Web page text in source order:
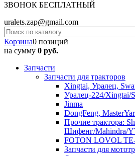
ЗВОНОК БЕСПЛАТНЫЙ
uralets.zap@gmail.com
Корзина0 позиций
на сумму 0 руб.
Запчасти
Запчасти для тракторов
Xingtai, Уралец,
Уралец-224/Xingtai/
Jinma
DongFeng,
Прочие трактора:
Шифенг/Mahindra/
FOTON LOVOL
Запчасти для